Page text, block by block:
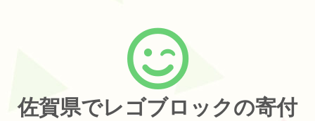
佐賀県でレゴブロックの寄付